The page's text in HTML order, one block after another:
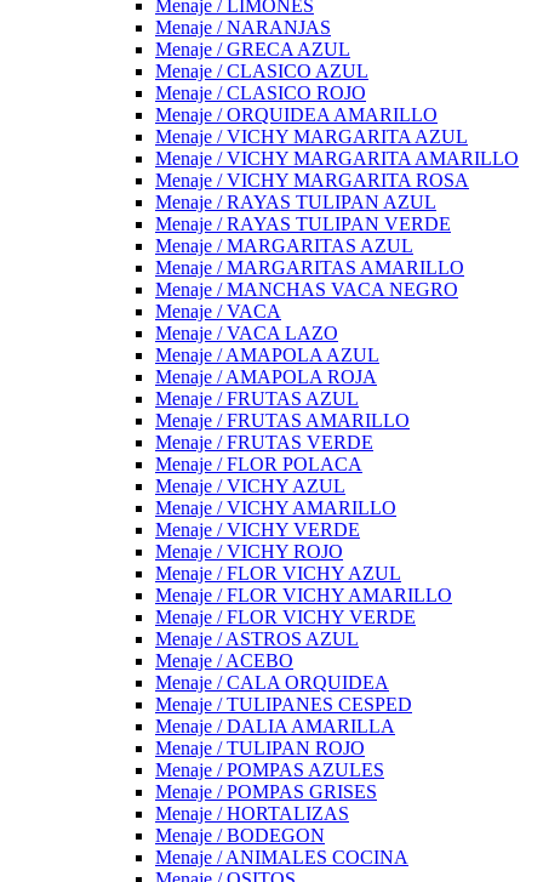
Menaje / LIMONES
Menaje / NARANJAS
Menaje / GRECA AZUL
Menaje / CLASICO AZUL
Menaje / CLASICO ROJO
Menaje / ORQUIDEA AMARILLO
Menaje / VICHY MARGARITA AZUL
Menaje / VICHY MARGARITA AMARILLO
Menaje / VICHY MARGARITA ROSA
Menaje / RAYAS TULIPAN AZUL
Menaje / RAYAS TULIPAN VERDE
Menaje / MARGARITAS AZUL
Menaje / MARGARITAS AMARILLO
Menaje / MANCHAS VACA NEGRO
Menaje / VACA
Menaje / VACA LAZO
Menaje / AMAPOLA AZUL
Menaje / AMAPOLA ROJA
Menaje / FRUTAS AZUL
Menaje / FRUTAS AMARILLO
Menaje / FRUTAS VERDE
Menaje / FLOR POLACA
Menaje / VICHY AZUL
Menaje / VICHY AMARILLO
Menaje / VICHY VERDE
Menaje / VICHY ROJO
Menaje / FLOR VICHY AZUL
Menaje / FLOR VICHY AMARILLO
Menaje / FLOR VICHY VERDE
Menaje / ASTROS AZUL
Menaje / ACEBO
Menaje / CALA ORQUIDEA
Menaje / TULIPANES CESPED
Menaje / DALIA AMARILLA
Menaje / TULIPAN ROJO
Menaje / POMPAS AZULES
Menaje / POMPAS GRISES
Menaje / HORTALIZAS
Menaje / BODEGON
Menaje / ANIMALES COCINA